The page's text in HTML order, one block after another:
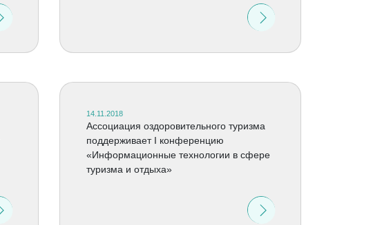
14.11.2018
Ассоциация оздоровительного туризма
поддерживает I конференцию
«Информационные технологии в сфере
туризма и отдыха»